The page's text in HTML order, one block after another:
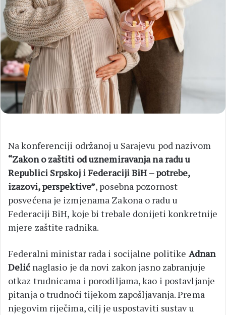
Na konferenciji održanoj u Sarajevu pod nazivom
“Zakon o zaštiti od uznemiravanja na radu u
Republici Srpskoj i Federaciji BiH – potrebe,
izazovi, perspektive”, posebna pozornost
posvećena je izmjenama Zakona o radu u
Federaciji BiH, koje bi trebale donijeti konkretnije
mjere zaštite radnika.
Federalni ministar rada i socijalne politike Adnan
Delićnaglasio je da novi zakon jasno zabranjuje
otkaz trudnicama i porodiljama, kao i postavljanje
pitanja o trudnoći tijekom zapošljavanja. Prema
njegovim riječima, cilj je uspostaviti sustav u